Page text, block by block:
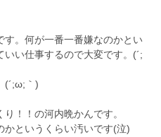
す。何が一番一番嫌なのかとい
い仕事するので大変です。(´;
(´;ω;｀)
！！の河内晩かんです。
かというくらい汚いです(泣)